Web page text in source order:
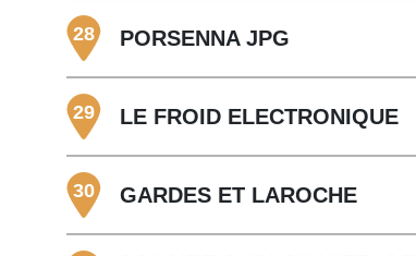
28 PORSENNA JPG
29 LE FROID ELECTRONIQUE
30 GARDES ET LAROCHE